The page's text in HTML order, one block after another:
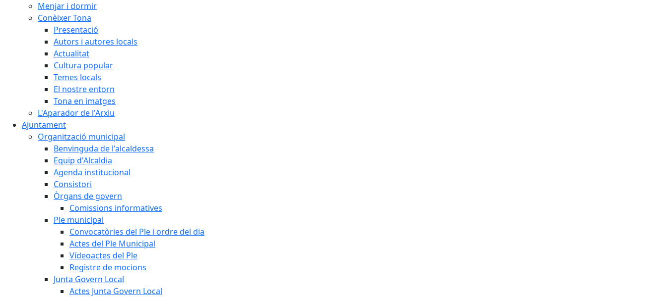
Menjar i dormir
Conèixer Tona
Presentació
Autors i autores locals
Actualitat
Cultura popular
Temes locals
El nostre entorn
Tona en imatges
L'Aparador de l'Arxiu
Ajuntament
Organització municipal
Benvinguda de l'alcaldessa
Equip d'Alcaldia
Agenda institucional
Consistori
Òrgans de govern
Comissions informatives
Ple municipal
Convocatòries del Ple i ordre del dia
Actes del Ple Municipal
Vídeoactes del Ple
Registre de mocions
Junta Govern Local
Actes Junta Govern Local